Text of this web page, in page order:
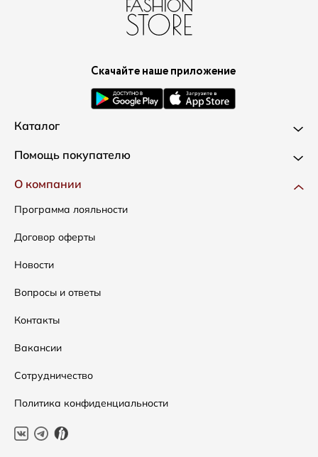
Скачайте наше приложение
Каталог
Новинки
Одежда
Сумки
Аксессуары
Распродажа
Подарочные сертификаты
Помощь покупателю
Доставка и оплата
Как оформить заказ
Условия возвратов
Таблица размеров
Уход за одеждой
О компании
Программа лояльности
Договор оферты
Новости
Вопросы и ответы
Контакты
Вакансии
Сотрудничество
Политика конфиденциальности